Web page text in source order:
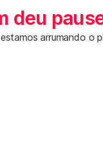
deu
arrumando o